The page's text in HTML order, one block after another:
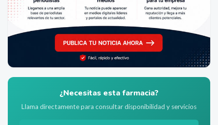
¿Necesitas esta farmacia?
Llama directamente para consultar disponibilidad y servicios